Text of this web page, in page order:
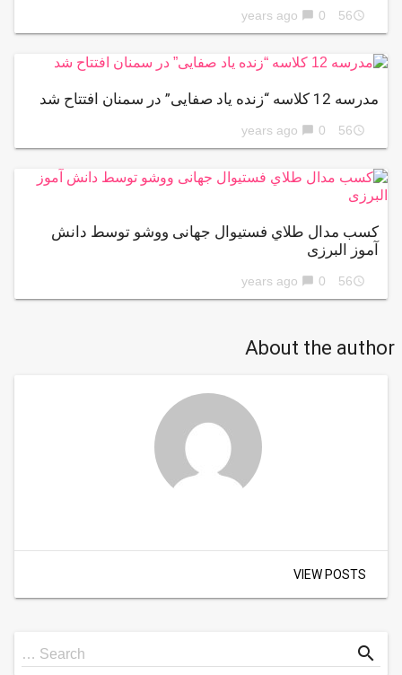
access_time
56 years ago
chat_bubble 0
مدرسه 12 کلاسه “زنده‌ یاد صفایی” در سمنان افتتاح شد
access_time
56 years ago
chat_bubble 0
كسب مدال طلاي فستیوال جهانی ووشو توسط دانش
آموز البرزی
access_time
56 years ago
chat_bubble 0
About the author
VIEW POSTS
Search
for
Search … search